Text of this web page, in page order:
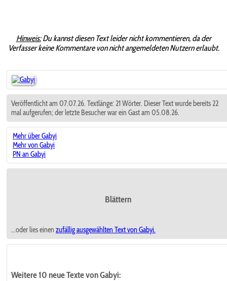
Hinweis:Du kannst diesen Text leider nicht kommentieren, da der
Verfasser keine Kommentare von nicht angemeldeten Nutzern erlaubt.
Veröffentlicht am 07.07.26. Textlänge: 21 Wörter. Dieser Text wurde bereits 22
mal aufgerufen; der letzte Besucher war ein Gast am 05.08.26.
Mehr über Gabyi
Mehr von Gabyi
PN an Gabyi
Blättern
...oder lies einen zufällig ausgewählten Text von Gabyi.
Weitere 10 neue Texte von Gabyi: